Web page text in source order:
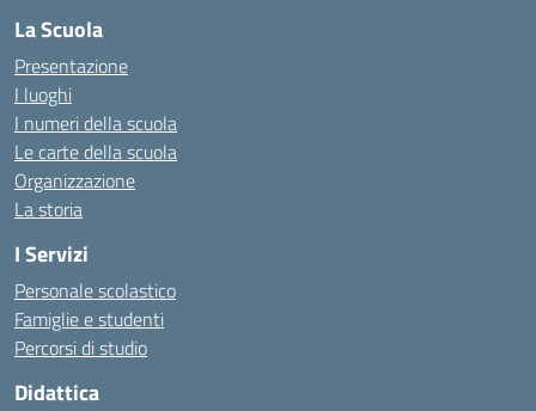
La Scuola
Presentazione
I luoghi
I numeri della scuola
Le carte della scuola
Organizzazione
La storia
I Servizi
Personale scolastico
Famiglie e studenti
Percorsi di studio
Didattica